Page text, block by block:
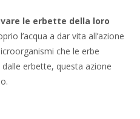
le erbette della loro
l’acqua a dar vita all’azione
che le erbe
erbette, questa azione